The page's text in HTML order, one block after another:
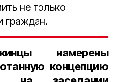
не только
граждан.
намерены
концепцию